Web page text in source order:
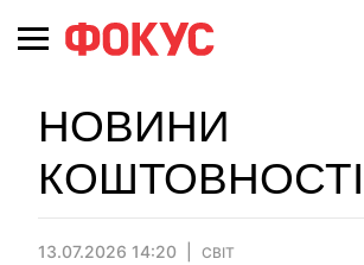
НОВИНИ
КОШТОВНОСТІ
13.07.2026 14:20 СВІТ